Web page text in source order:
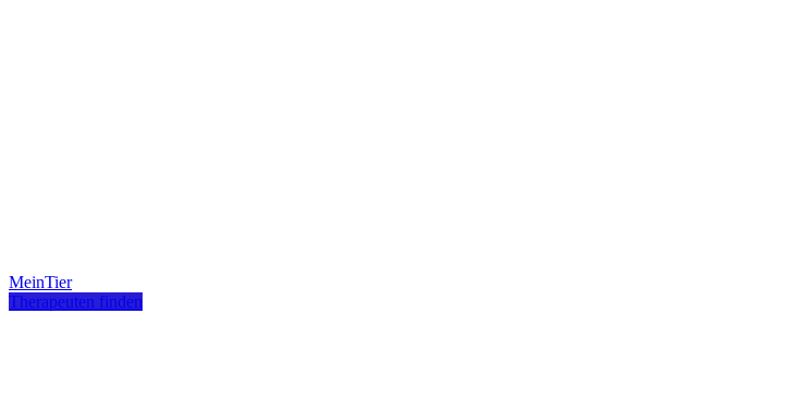
MeinTier
Therapeuten finden